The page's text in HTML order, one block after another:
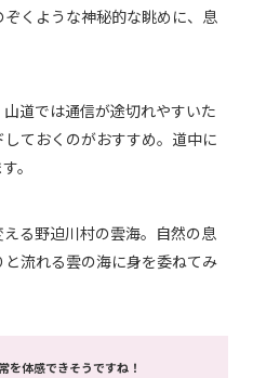
くような神秘的な眺めに、息
道では通信が途切れやすいた
ておくのがおすすめ。道中に
。
る野迫川村の雲海。自然の息
流れる雲の海に身を委ねてみ
を体感できそうですね！